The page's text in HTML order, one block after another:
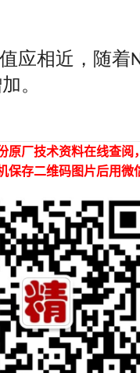
应相近，随着
。